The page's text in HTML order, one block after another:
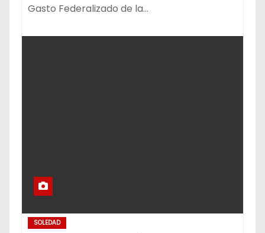
Gasto Federalizado de la…
SOLEDAD